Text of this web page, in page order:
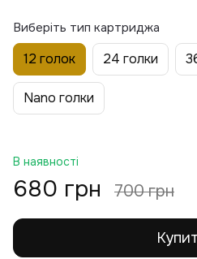
Виберіть тип картриджа
12 голок 24 голки
Nano голки
В наявності
680 грн 700 грн